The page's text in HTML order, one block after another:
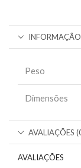
Peso
Dimensões
AVALIAÇÕES
AVALIAÇÕES